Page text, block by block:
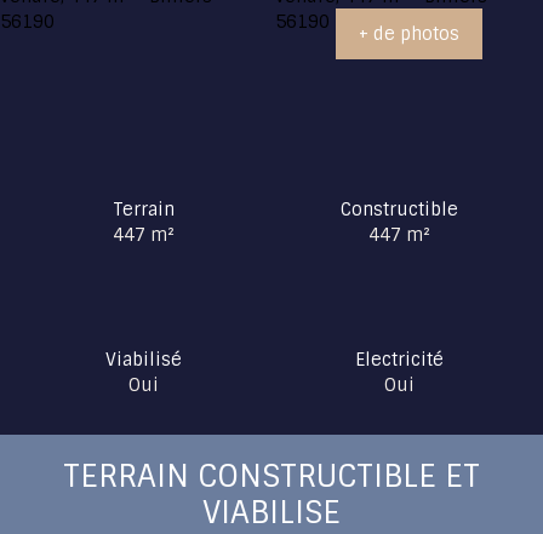
+ de photos
Terrain
447 m²
Constructible
447 m²
Viabilisé
Oui
Electricité
Oui
TERRAIN CONSTRUCTIBLE ET
VIABILISE